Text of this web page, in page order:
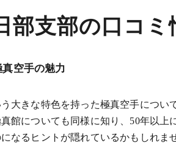
空手の魅力
部支部の口コミ
大きな特色を持った極真空手につい
館についても同様に知り、50年以上
なるヒントが隠れているかもしれま